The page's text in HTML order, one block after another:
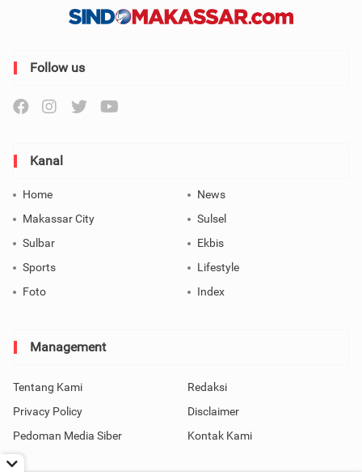
Follow us
Kanal
Home
News
Makassar City
Sulsel
Sulbar
Ekbis
Sports
Lifestyle
Foto
Index
Management
Tentang Kami
Redaksi
Privacy Policy
Disclaimer
Pedoman Media Siber
Kontak Kami